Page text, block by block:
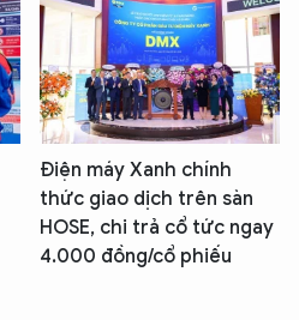
Điện máy Xanh chính
thức giao dịch trên sàn
HOSE, chi trả cổ tức ngay
4.000 đồng/cổ phiếu